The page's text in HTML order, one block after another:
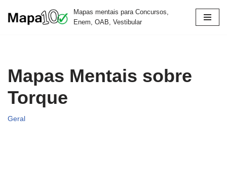
Mapas mentais para Concursos,
Enem, OAB, Vestibular
Mapas Mentais sobre
Torque
Geral